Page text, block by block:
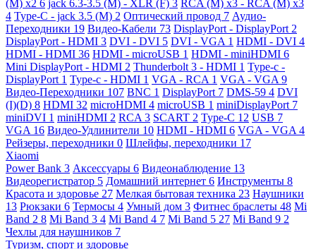
(M) x2 6 jack 6.3-3.5 (M) - XLR (F) 3 RCA (M) x3 - RCA (M) x3
4 Type-C - jack 3.5 (M) 2 Оптический провод 7 Аудио-
Переходники 19 Видео-Кабели 73 DisplayPort - DisplayPort 2
DisplayPort - HDMI 3 DVI - DVI 5 DVI - VGA 1 HDMI - DVI 4
HDMI - HDMI 36 HDMI - microUSB 1 HDMI - miniHDMI 6
Mini DisplayPort - HDMI 2 Thunderbolt 3 - HDMI 1 Type-c -
DisplayPort 1 Type-c - HDMI 1 VGA - RCA 1 VGA - VGA 9
Видео-Переходники 107 BNC 1 DisplayPort 7 DMS-59 4 DVI
(I)(D) 8 HDMI 32 microHDMI 4 microUSB 1 miniDisplayPort 7
miniDVI 1 miniHDMI 2 RCA 3 SCART 2 Type-C 12 USB 7
VGA 16 Видео-Удлинители 10 HDMI - HDMI 6 VGA - VGA 4
Рейзеры, переходники 0 Шлейфы, переходники 17
Xiaomi
Power Bank 3 Аксессуары 6 Видеонаблюдение 13
Видеорегистратор 5 Домашний интернет 6 Инструменты 8
Красота и здоровье 27 Мелкая бытовая техника 23 Наушники
13 Рюкзаки 6 Термосы 4 Умный дом 3 Фитнес браслеты 48 Mi
Band 2 8 Mi Band 3 4 Mi Band 4 7 Mi Band 5 27 Mi Band 9 2
Чехлы для наушников 7
Туризм, спорт и здоровье